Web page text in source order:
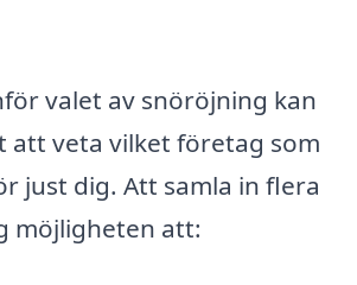
valet av snöröjning kan
att veta vilket företag som
just dig. Att samla in flera
möjligheten att: